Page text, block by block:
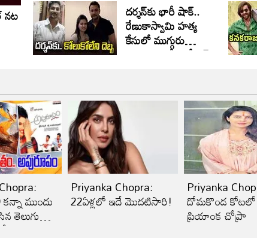
నట దర్శన్‌కు భారీ షాక్..
రేణుకాస్వామి హత్య
కేసులో ముగ్గురు
అప్రూవర్లు, కేసులో బిగ్
ముందు
తెలుగు
Priyanka Chopra:
22ఏళ్లలో ఇదే మొదటిసారి!
Priyanka
దోమకొండ కోటలో
ప్రియాంక చోప్రా